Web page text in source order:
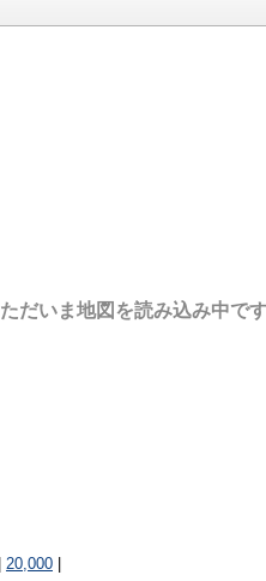
ただいま地図を読み込み中で
20,000